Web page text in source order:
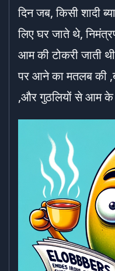
दिन जब, किसी शादी
लिए घर जाते थे,
आम की टोकरी जाती
पर आने का मतलब की
,और गुठलियों से आम के